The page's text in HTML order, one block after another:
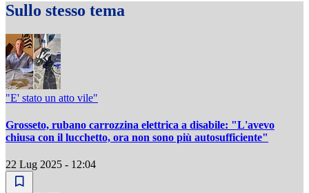
Sullo stesso tema
"E' stato un atto vile"
Grosseto, rubano carrozzina elettrica a disabile: "L'avevo
chiusa con il lucchetto, ora non sono più autosufficiente"
22 Lug 2025 - 12:04